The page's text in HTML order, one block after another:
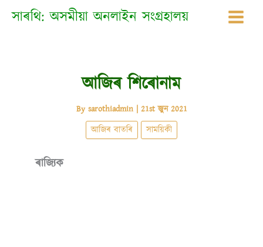
সাৰথি: অসমীয়া অনলাইন সংগ্ৰহালয়
আজিৰ শিৰোনাম
By sarothiadmin | 21st জুন 2021
আজিৰ বাতৰি সাময়িকী
ৰাজ্যিক